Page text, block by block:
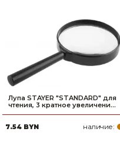
Лупа STAYER ″STANDARD″ для
чтения, 3 кратное увеличени...
7.54 BYN наличие: